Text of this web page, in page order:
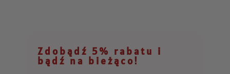
Zdobądź 5% rabatu i
bądź na bieżąco!